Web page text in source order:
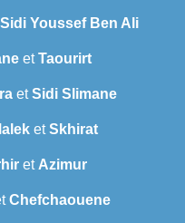
Sidi Youssef Ben Ali
etTaourirt
etSidi Slimane
etSkhirat
et Azimur
Chefchaouene